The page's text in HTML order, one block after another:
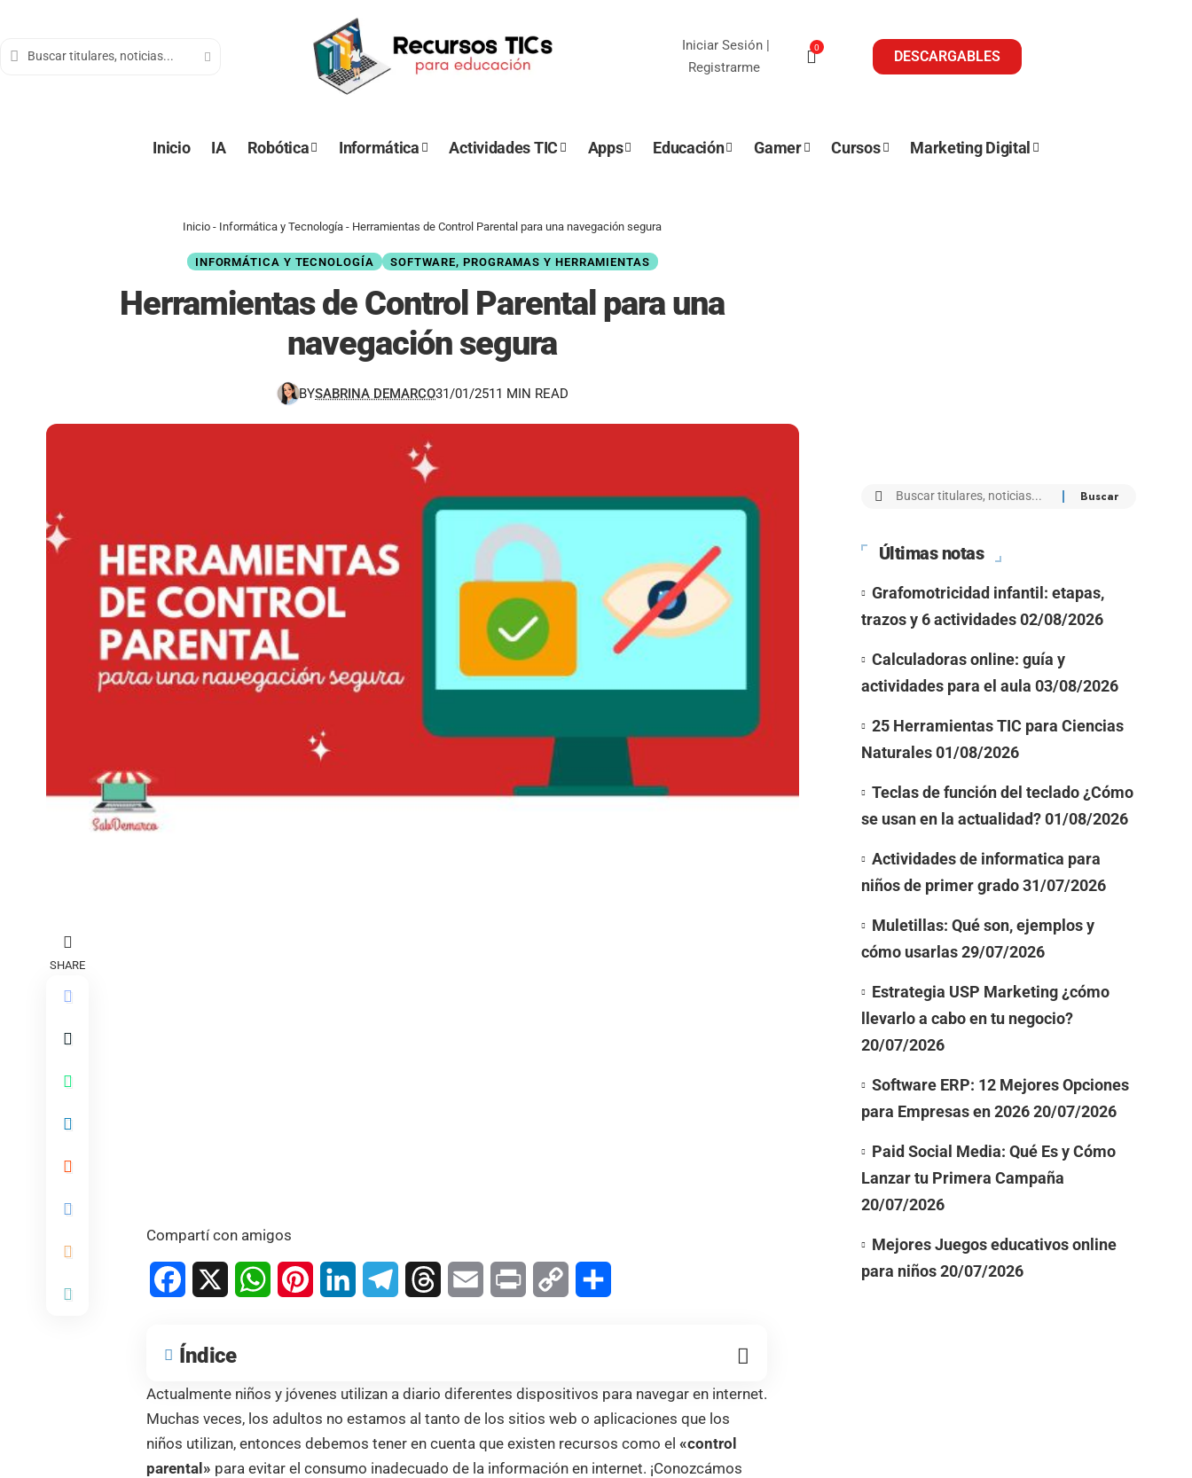
Iniciar Sesión|
Registrarme
0
DESCARGABLES
Inicio IA Robótica Informática Actividades TIC Apps Educación Gamer Cursos Marketing Digital
Inicio - Informática y Tecnología - Herramientas de Control Parental para una navegación segura
INFORMÁTICA Y TECNOLOGÍA SOFTWARE, PROGRAMAS Y HERRAMIENTAS
Herramientas de Control Parental para una
navegación segura
BYSABRINA DEMARCO31/01/2511 MIN READ
SHARE
Compartí con amigos
Facebook WhatsAppPinterestLinkedIn TelegramThreads Email Print Copy
Índice
Actualmente niños y jóvenes utilizan a diario diferentes dispositivos para navegar en internet.
Muchas veces, los adultos no estamos al tanto de los sitios web o aplicaciones que los
niños utilizan, entonces debemos tener en cuenta que existen recursos como el«control
parental» para evitar el consumo inadecuado de la información en internet. ¡Conozcámos
Últimas notas
Grafomotricidad infantil: etapas,
trazos y 6 actividades 02/08/2026
Calculadoras online: guía y
actividades para el aula 03/08/2026
25 Herramientas TIC para Ciencias
Naturales 01/08/2026
Teclas de función del teclado ¿Cómo
se usan en la actualidad? 01/08/2026
Actividades de informatica para
niños de primer grado 31/07/2026
Muletillas: Qué son, ejemplos y
cómo usarlas 29/07/2026
Estrategia USP Marketing ¿cómo
llevarlo a cabo en tu negocio?
20/07/2026
Software ERP: 12 Mejores Opciones
para Empresas en 2026 20/07/2026
Paid Social Media: Qué Es y Cómo
Lanzar tu Primera Campaña
20/07/2026
Mejores Juegos educativos online
para niños 20/07/2026